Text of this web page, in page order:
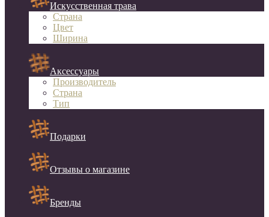
Искусственная трава
Страна
Цвет
Ширина
Аксессуары
Производитель
Страна
Тип
Подарки
Отзывы о магазине
Бренды